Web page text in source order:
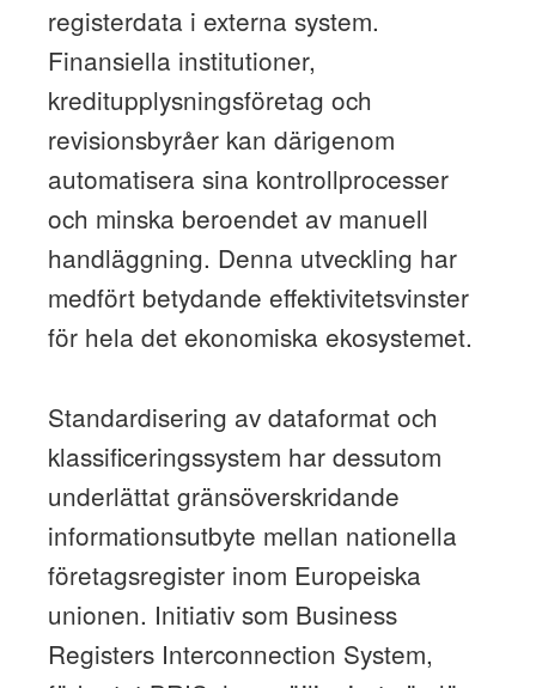
registerdata i externa system.
Finansiella institutioner,
kreditupplysningsföretag och
revisionsbyråer kan därigenom
automatisera sina kontrollprocesser
och minska beroendet av manuell
handläggning. Denna utveckling har
medfört betydande effektivitetsvinster
för hela det ekonomiska ekosystemet.
Standardisering av dataformat och
klassificeringssystem har dessutom
underlättat gränsöverskridande
informationsutbyte mellan nationella
företagsregister inom Europeiska
unionen. Initiativ som Business
Registers Interconnection System,